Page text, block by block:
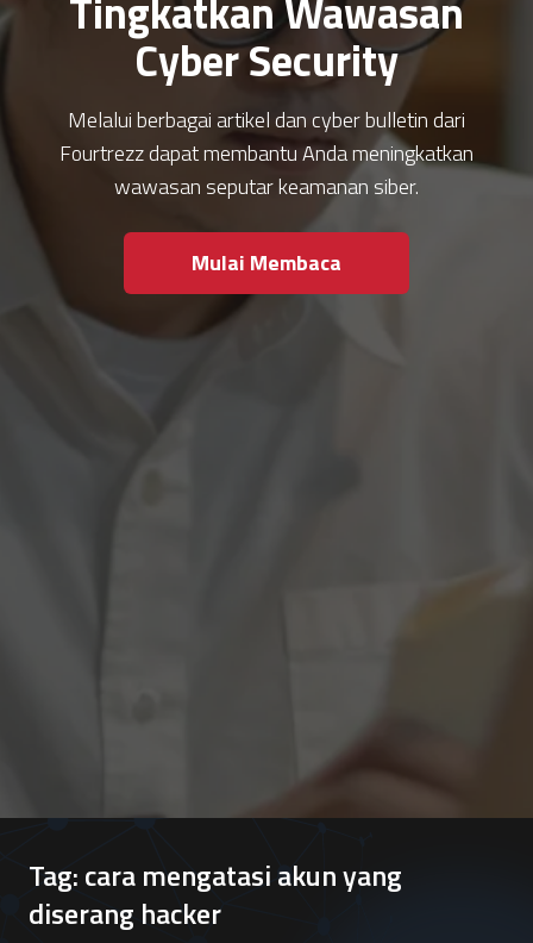
Cyber Security
Melalui berbagai artikel dan cyber bulletin dari
Fourtrezz dapat membantu Anda meningkatkan
wawasan seputar keamanan siber.
Mulai Membaca
Tag:cara mengatasi akun yang
diserang hacker